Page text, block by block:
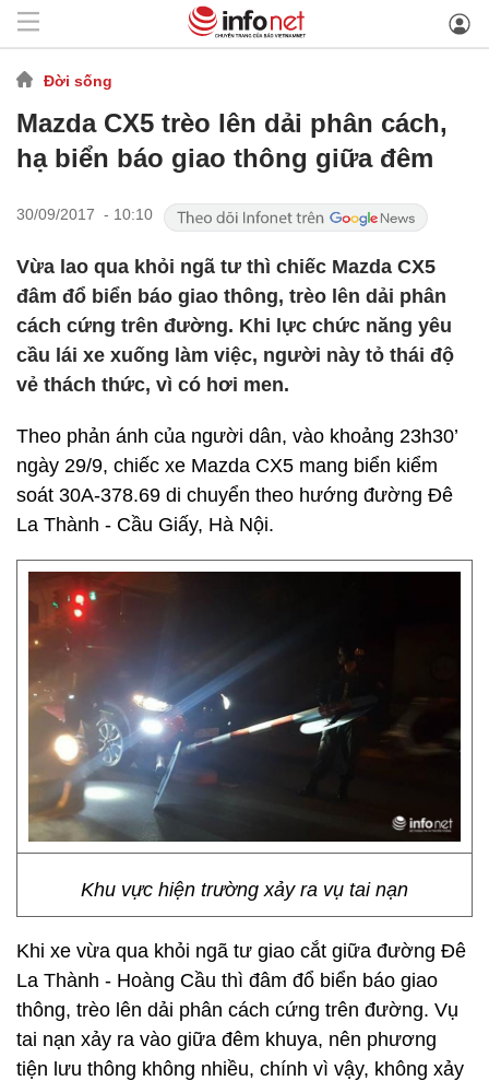
Đời sống
Mazda CX5 trèo lên dải phân cách,
hạ biển báo giao thông giữa đêm
30/09/2017 - 10:10
Vừa lao qua khỏi ngã tư thì chiếc Mazda CX5
đâm đổ biển báo giao thông, trèo lên dải phân
cách cứng trên đường. Khi lực chức năng yêu
cầu lái xe xuống làm việc, người này tỏ thái độ
vẻ thách thức, vì có hơi men.
Theo phản ánh của người dân, vào khoảng 23h30’
ngày 29/9, chiếc xe Mazda CX5 mang biển kiểm
soát 30A-378.69 di chuyển theo hướng đường Đê
La Thành - Cầu Giấy, Hà Nội.
Khu vực hiện trường xảy ra vụ tai nạn
Khi xe vừa qua khỏi ngã tư giao cắt giữa đường Đê
La Thành - Hoàng Cầu thì đâm đổ biển báo giao
thông, trèo lên dải phân cách cứng trên đường. Vụ
tai nạn xảy ra vào giữa đêm khuya, nên phương
tiện lưu thông không nhiều, chính vì vậy, không xảy